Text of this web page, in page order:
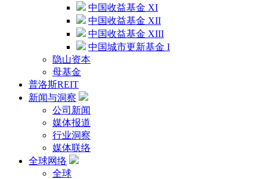
中国收益基金 XI
中国收益基金 XII
中国收益基金 XIII
中国城市更新基金 I
隐山资本
母基金
普洛斯REIT
新闻与洞察
公司新闻
媒体报道
行业洞察
媒体联络
全球网络
全球